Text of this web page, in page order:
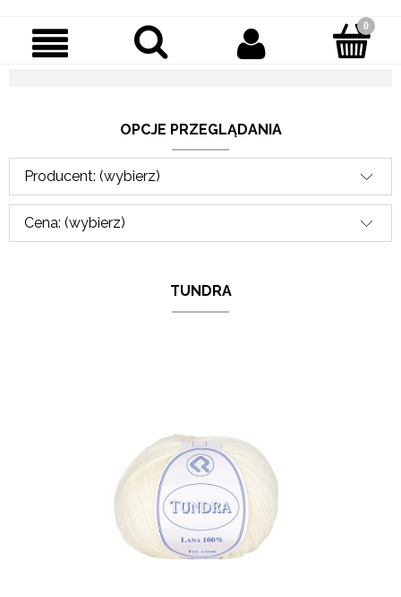
OPCJE PRZEGLĄDANIA
Producent: (wybierz)
Cena: (wybierz)
TUNDRA